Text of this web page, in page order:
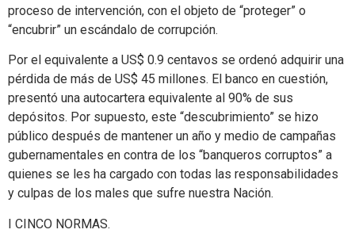
proceso de intervención, con el objeto de “proteger” o
“encubrir” un escándalo de corrupción.
Por el equivalente a US$ 0.9 centavos se ordenó adquirir una
pérdida de más de US$ 45 millones. El banco en cuestión,
presentó una autocartera equivalente al 90% de sus
depósitos. Por supuesto, este “descubrimiento” se hizo
público después de mantener un año y medio de campañas
gubernamentales en contra de los “banqueros corruptos” a
quienes se les ha cargado con todas las responsabilidades
y culpas de los males que sufre nuestra Nación.
I CINCO NORMAS.